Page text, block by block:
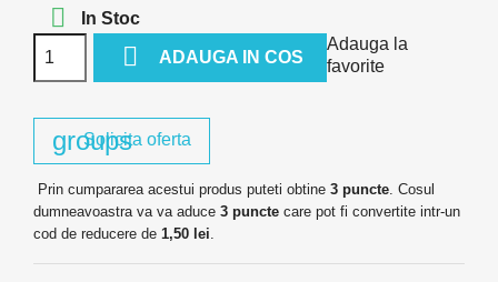
 In Stoc
 ADAUGA IN COS
Adauga la
favorite
groups
Solicita oferta
Prin cumpararea acestui produs puteti obtine 3 puncte . Cosul
dumneavoastra va va aduce 3 puncte care pot fi convertite intr-un
cod de reducere de 1,50 lei